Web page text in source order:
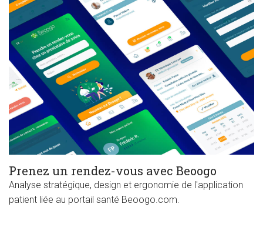
Prenez un rendez-vous avec Beoogo
Analyse stratégique, design et ergonomie de l'application
patient liée au portail santé Beoogo.com.